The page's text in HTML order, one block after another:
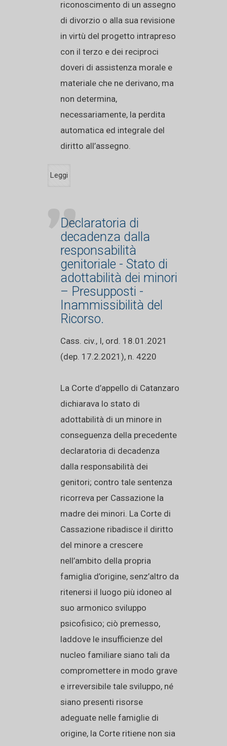
riconoscimento di un assegno
di divorzio o alla sua revisione
in virtù del progetto intrapreso
con il terzo e dei reciproci
doveri di assistenza morale e
materiale che ne derivano, ma
non determina,
necessariamente, la perdita
automatica ed integrale del
diritto all’assegno.
Leggi
Declaratoria di
decadenza dalla
responsabilità
genitoriale - Stato di
adottabilità dei minori
– Presupposti -
Inammissibilità del
Ricorso.
Cass. civ., I, ord. 18.01.2021
(dep. 17.2.2021), n. 4220
La Corte d’appello di Catanzaro
dichiarava lo stato di
adottabilità di un minore in
conseguenza della precedente
declaratoria di decadenza
dalla responsabilità dei
genitori; contro tale sentenza
ricorreva per Cassazione la
madre dei minori. La Corte di
Cassazione ribadisce il diritto
del minore a crescere
nell’ambito della propria
famiglia d’origine, senz’altro da
ritenersi il luogo più idoneo al
suo armonico sviluppo
psicofisico; ciò premesso,
laddove le insufficienze del
nucleo familiare siano tali da
compromettere in modo grave
e irreversibile tale sviluppo, né
siano presenti risorse
adeguate nelle famiglie di
origine, la Corte ritiene non sia